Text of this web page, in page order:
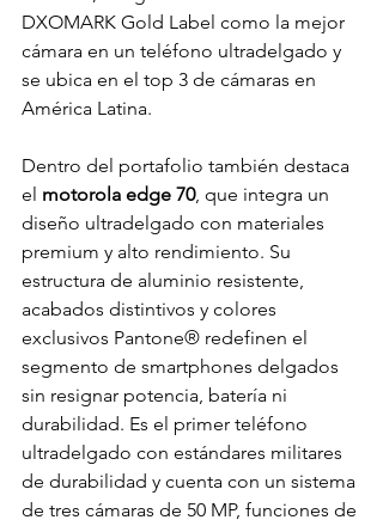
DXOMARK Gold Label como la mejor
cámara en un teléfono ultradelgado y
se ubica en el top 3 de cámaras en
América Latina.
Dentro del portafolio también destaca
el motorola edge 70, que integra un
diseño ultradelgado con materiales
premium y alto rendimiento. Su
estructura de aluminio resistente,
acabados distintivos y colores
exclusivos Pantone® redefinen el
segmento de smartphones delgados
sin resignar potencia, batería ni
durabilidad. Es el primer teléfono
ultradelgado con estándares militares
de durabilidad y cuenta con un sistema
de tres cámaras de 50 MP, funciones de